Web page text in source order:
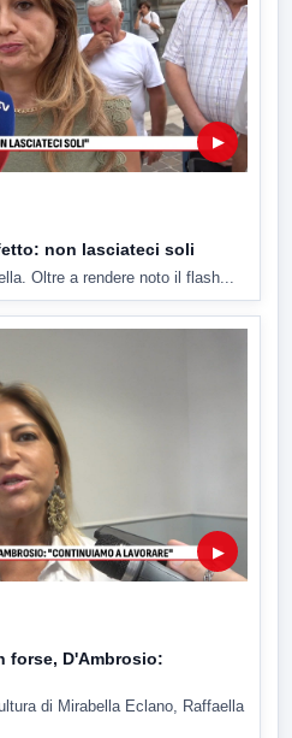
▶
non lasciateci soli
Oltre a rendere noto il flash...
▶
forse, D'Ambrosio:
di Mirabella Eclano, Raffaella